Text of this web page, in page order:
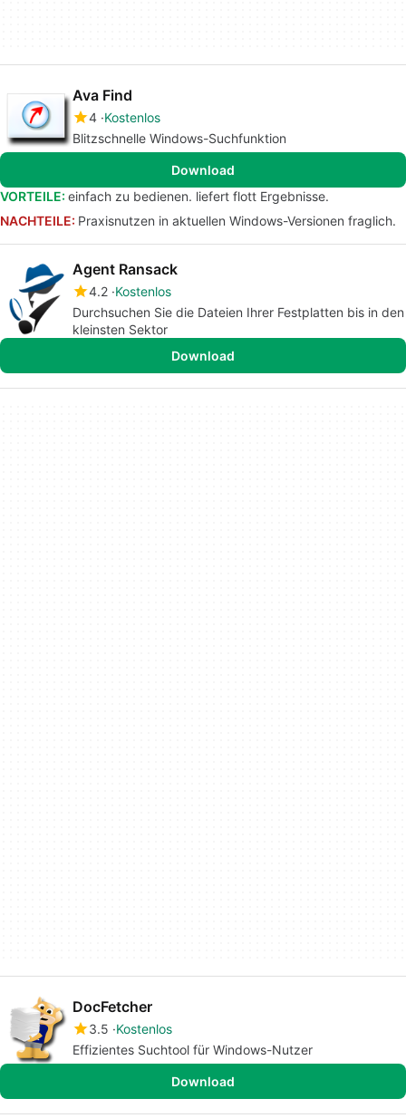
Ava Find
4 Kostenlos
Blitzschnelle Windows-Suchfunktion
Download
VORTEILE: einfach zu bedienen. liefert flott Ergebnisse.
NACHTEILE: Praxisnutzen in aktuellen Windows-Versionen fraglich.
Agent Ransack
4.2 Kostenlos
Durchsuchen Sie die Dateien Ihrer Festplatten bis in den
kleinsten Sektor
Download
DocFetcher
3.5 Kostenlos
Effizientes Suchtool für Windows-Nutzer
Download